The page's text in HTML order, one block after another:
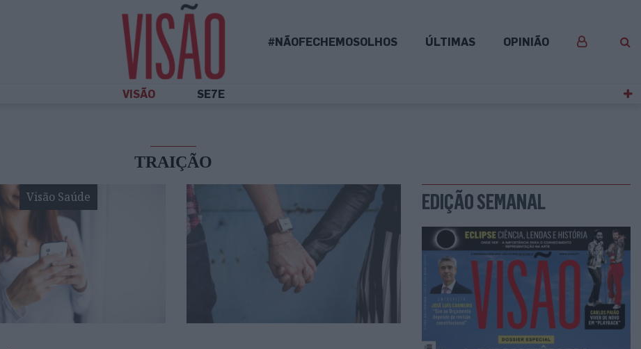
#NÃOFECHEMOSOLHOS ÚLTIMAS OPINIÃO
VISÃO SE7E
TRAIÇÃO
Visão Saúde EDIÇÃO SEMANAL